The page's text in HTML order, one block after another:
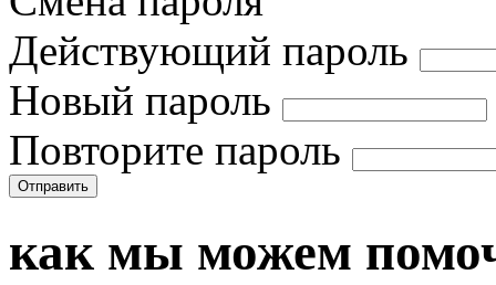
Действующий пароль
Новый пароль
Повторите пароль
Отправить
как мы можем